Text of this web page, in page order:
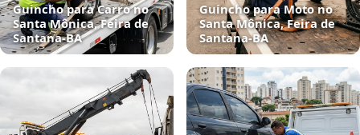
Guincho para Carro no
Santa Mônica, Feira de
Santana‑BA
Guincho para Moto no
Santa Mônica, Feira de
Santana‑BA